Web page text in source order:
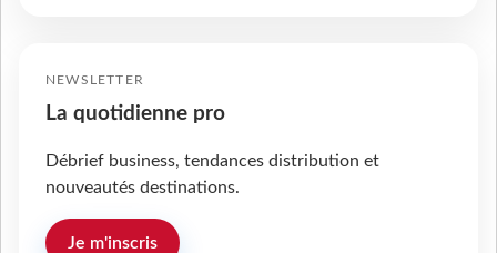
NEWSLETTER
La quotidienne pro
Débrief business, tendances distribution et
nouveautés destinations.
Je m'inscris